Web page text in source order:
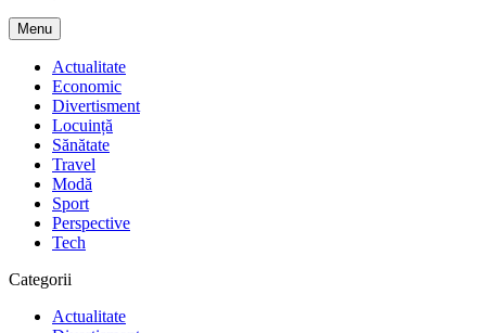
Informație plus inspirație
Menu
Actualitate
Economic
Divertisment
Locuință
Sănătate
Travel
Modă
Sport
Perspective
Tech
Categorii
Actualitate